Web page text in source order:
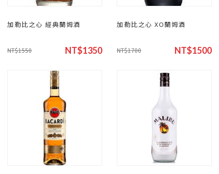
加勒比之心 經典蘭姆酒
NT$1550 NT$1350
加勒比之心 XO蘭姆酒
NT$1700 NT$1500